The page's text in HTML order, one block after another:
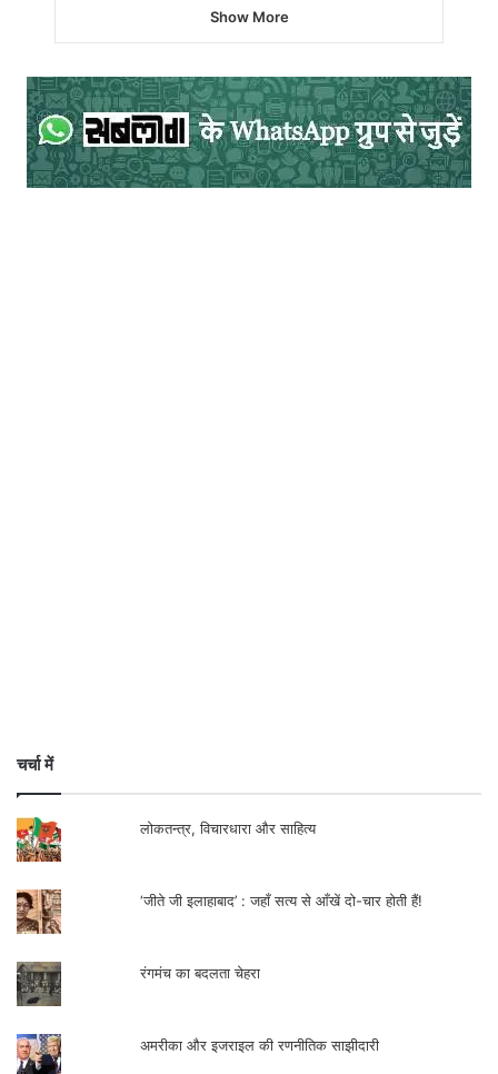
Show More
चर्चा में
लोकतन्त्र, विचारधारा और साहित्य
‘जीते जी इलाहाबाद’ : जहाँ सत्य से आँखें दो-चार होती हैं!
रंगमंच का बदलता चेहरा
अमरीका और इजराइल की रणनीतिक साझीदारी